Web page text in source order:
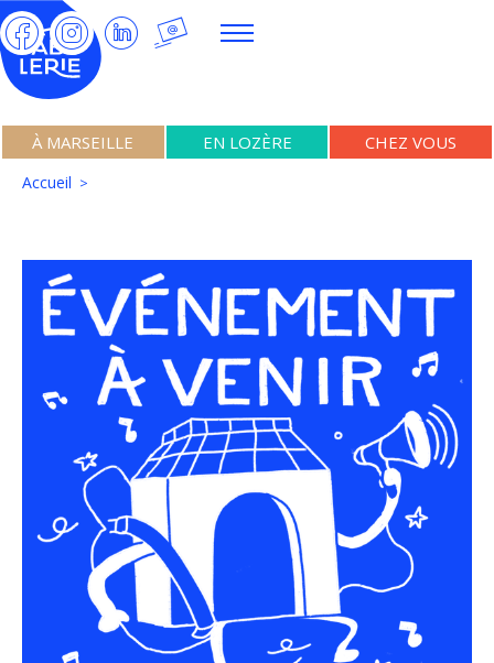
À MARSEILLE EN LOZÈRE CHEZ VOUS
Accueil